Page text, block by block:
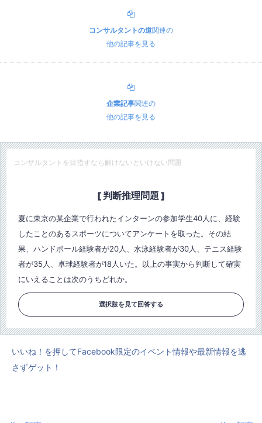
コンサルタントの道関連の
他の記事を見る
企業記事関連の
他の記事を見る
コンサルタントを目指すなら解けないといけない問題
[ 判断推理問題 ]
夏に東京の某企業で行われたインターンの参加学生40人に、経験
したことのあるスポーツについてアンケートを取った。その結
果、ハンドボール経験者が20人、水泳経験者が30人、テニス経験
者が35人、卓球経験者が18人いた。以上の事実から判断して確実
にいえることは次のうちどれか。
選択肢を見て回答する
いいね！を押してFacebook限定のイベント情報や最新情報を逃
さずゲット！